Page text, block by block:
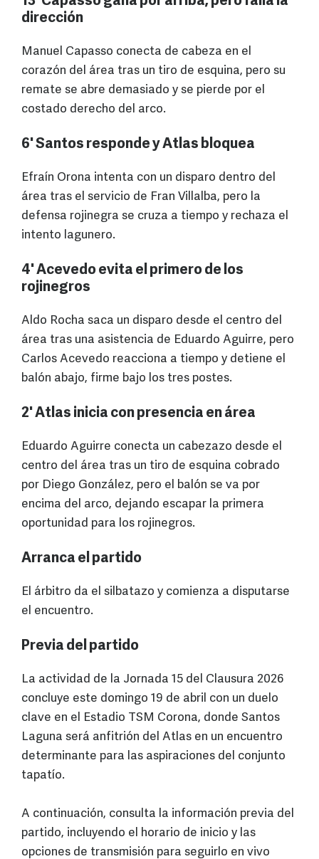
dirección
Manuel Capasso conecta de cabeza en el
corazón del área tras un tiro de esquina, pero su
remate se abre demasiado y se pierde por el
costado derecho del arco.
6' Santos responde y Atlas bloquea
Efraín Orona intenta con un disparo dentro del
área tras el servicio de Fran Villalba, pero la
defensa rojinegra se cruza a tiempo y rechaza el
intento lagunero.
4' Acevedo evita el primero de los
rojinegros
Aldo Rocha saca un disparo desde el centro del
área tras una asistencia de Eduardo Aguirre, pero
Carlos Acevedo reacciona a tiempo y detiene el
balón abajo, firme bajo los tres postes.
2' Atlas inicia con presencia en área
Eduardo Aguirre conecta un cabezazo desde el
centro del área tras un tiro de esquina cobrado
por Diego González, pero el balón se va por
encima del arco, dejando escapar la primera
oportunidad para los rojinegros.
Arranca el partido
El árbitro da el silbatazo y comienza a disputarse
el encuentro.
Previa del partido
La actividad de la Jornada 15 del Clausura 2026
concluye este domingo 19 de abril con un duelo
clave en el Estadio TSM Corona, donde Santos
Laguna será anfitrión del Atlas en un encuentro
determinante para las aspiraciones del conjunto
tapatío.
A continuación, consulta la información previa del
partido, incluyendo el horario de inicio y las
opciones de transmisión para seguirlo en vivo